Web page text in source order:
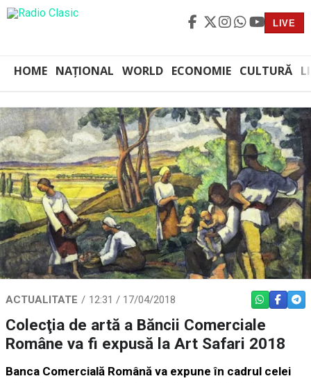
LIVE
HOME NAȚIONAL WORLD ECONOMIE CULTURĂ
ACTUALITATE 12:31 / 17/04/2018 WHATSAPP
Colecţia de artă a Băncii Comerciale
Române va fi expusă la Art Safari 2018
Banca Comercială Română va expune în cadrul celei